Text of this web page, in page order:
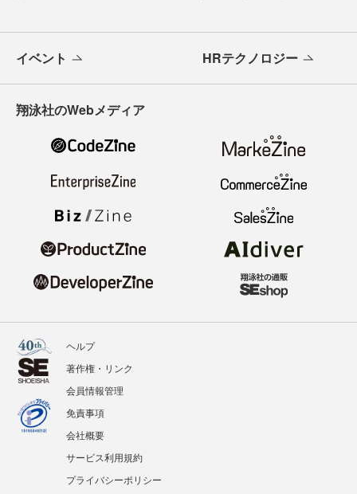
イベント HRテクノロジー
翔泳社のWebメディア
ヘルプ
著作権・リンク
会員情報管理
免責事項
会社概要
サービス利用規約
プライバシーポリシー